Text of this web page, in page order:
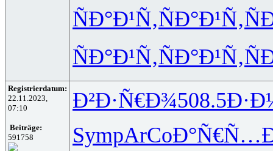
ÑÐ°Ð¹Ñ‚ÑÐ°Ð¹Ñ‚
ÑÐ°Ð¹Ñ‚ÑÐ°Ð¹Ñ‚
Registrierdatum:
22.11.2023,
07:10
Beiträge:
591758
Ð²Ð·Ñ€Ð¾508.5
SympArCo